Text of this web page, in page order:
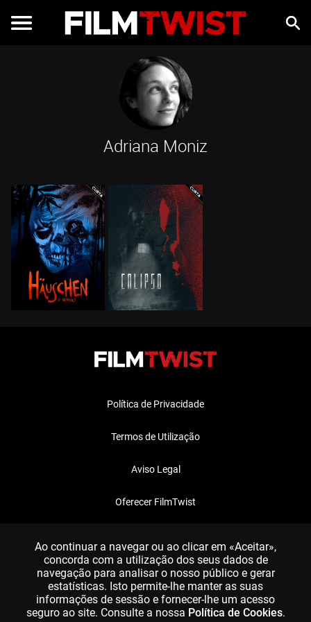
Adriana Moniz
Política de Privacidade
Termos de Utilização
Aviso Legal
Oferecer FilmTwist
Ao continuar a navegar ou ao clicar em «Aceitar»,
concorda com a utilização dos seus dados de
navegação para analisar o nosso público e gerar
estatísticas. Isto permite-lhe manter as suas
informações de sessão e fornecer-lhe um acesso
seguro ao site. Consulte a nossa Política de Cookies.